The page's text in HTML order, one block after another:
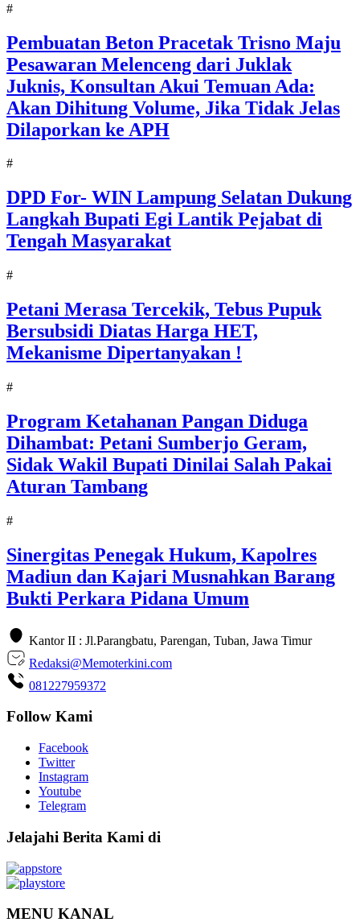
#
Pembuatan Beton Pracetak Trisno Maju
Pesawaran Melenceng dari Juklak
Juknis, Konsultan Akui Temuan Ada:
Akan Dihitung Volume, Jika Tidak Jelas
Dilaporkan ke APH
#
DPD For- WIN Lampung Selatan Dukung
Langkah Bupati Egi Lantik Pejabat di
Tengah Masyarakat
#
Petani Merasa Tercekik, Tebus Pupuk
Bersubsidi Diatas Harga HET,
Mekanisme Dipertanyakan !
#
Program Ketahanan Pangan Diduga
Dihambat: Petani Sumberjo Geram,
Sidak Wakil Bupati Dinilai Salah Pakai
Aturan Tambang
#
Sinergitas Penegak Hukum, Kapolres
Madiun dan Kajari Musnahkan Barang
Bukti Perkara Pidana Umum
Kantor II : Jl.Parangbatu, Parengan, Tuban, Jawa Timur
Redaksi@Memoterkini.com
081227959372
Follow Kami
Facebook
Twitter
Instagram
Youtube
Telegram
Jelajahi Berita Kami di
MENU KANAL